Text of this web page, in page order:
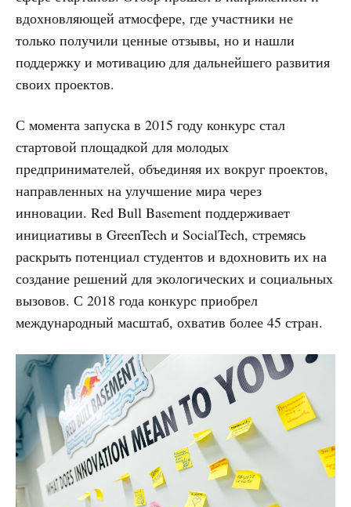
вдохновляющей атмосфере, где участники не
только получили ценные отзывы, но и нашли
поддержку и мотивацию для дальнейшего развития
своих проектов.
С момента запуска в 2015 году конкурс стал
стартовой площадкой для молодых
предпринимателей, объединяя их вокруг проектов,
направленных на улучшение мира через
инновации. Red Bull Basement поддерживает
инициативы в GreenTech и SocialTech, стремясь
раскрыть потенциал студентов и вдохновить их на
создание решений для экологических и социальных
вызовов. С 2018 года конкурс приобрел
международный масштаб, охватив более 45 стран.